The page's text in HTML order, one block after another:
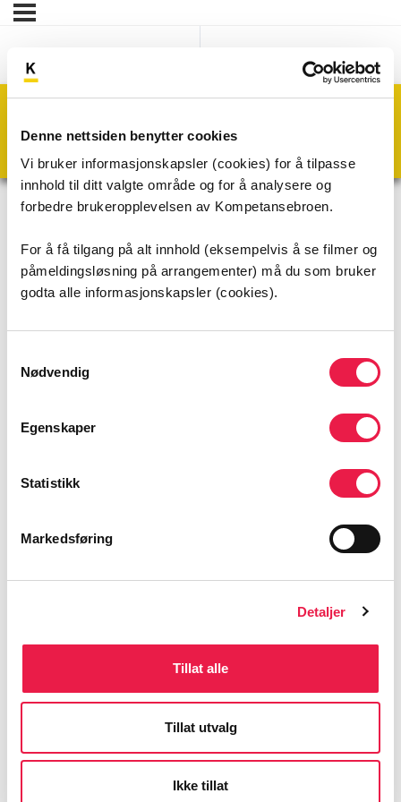
Denne nettsiden benytter cookies
Vi bruker informasjonskapsler (cookies) for å tilpasse
innhold til ditt valgte område og for å analysere og
forbedre brukeropplevelsen av Kompetansebroen.
For å få tilgang på alt innhold (eksempelvis å se filmer og
påmeldingsløsning på arrangementer) må du som bruker
godta alle informasjonskapsler (cookies).
Nødvendig
Egenskaper
Statistikk
Markedsføring
Detaljer
Tillat alle
Tillat utvalg
Ikke tillat
Skjul områdevelger
Lenker
DigLIS Lenker
Last ned ressurs med universal utforming – for deg
Forrige modul